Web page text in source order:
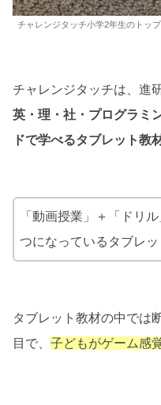
チャレンジタッチ小学2年生のトッ
チャレンジタッチは、進
英・理・社・プログラミ
ドで学べるタブレット教
「動画授業」＋「ドリ
つになっているタブレッ
タブレット教材の中では
目で、 子どもがゲーム感